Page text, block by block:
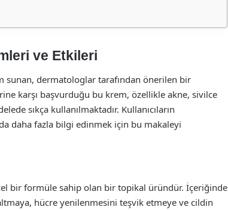
ve Etkileri
sunan, dermatologlar tarafından önerilen bir
karşı başvurduğu bu krem, özellikle akne, sivilce
sıkça kullanılmaktadır. Kullanıcıların
daha fazla bilgi edinmek için bu makaleyi
bir formüle sahip olan bir topikal üründür. İçeriğinde
hücre yenilenmesini teşvik etmeye ve cildin